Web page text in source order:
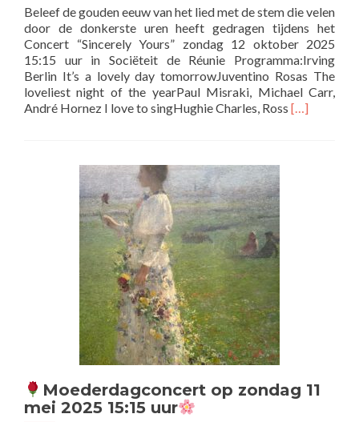
Beleef de gouden eeuw van het lied met de stem die velen
door de donkerste uren heeft gedragen tijdens het
Concert “Sincerely Yours” zondag 12 oktober 2025
15:15 uur in Sociëteit de Réunie Programma:Irving
Berlin It’s a lovely day tomorrowJuventino Rosas The
loveliest night of the yearPaul Misraki, Michael Carr,
André Hornez I love to singHughie Charles, Ross Lees
[…]
Moederdagconcert op zondag 11
mei 2025 15:15 uur